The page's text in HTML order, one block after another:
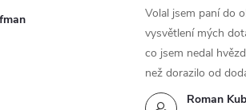
Roman
Volal jsem paní do
vysvětlení mých
co jsem nedal
než dorazilo od